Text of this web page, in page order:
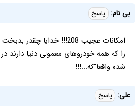
بی نام: پاسخ
امکانات عجیب 208!!! خدایا
را که همه خودروهای معمولی دنیا دارند
شده واقعا"که...!!!
علی: پاسخ